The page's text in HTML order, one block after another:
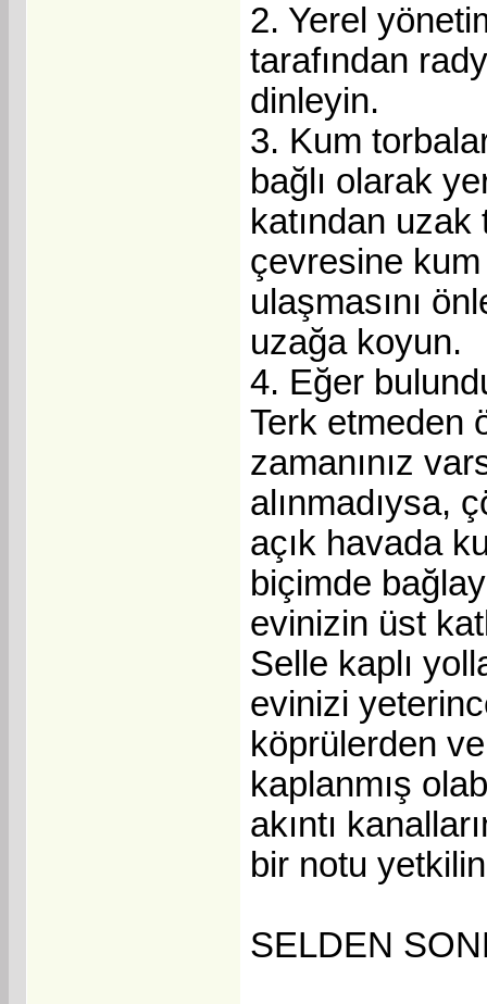
2. Yerel
tarafından
dinleyin.
3. Kum
bağlı olarak
katından
çevresine kum
ulaşmasını
uzağa koyun.
4. Eğer
Terk etmeden
zamanınız
alınmadıysa,
açık havada
biçimde
evinizin üst
Selle kaplı
evinizi
köprülerden
kaplanmış
akıntı
bir notu
SELDEN